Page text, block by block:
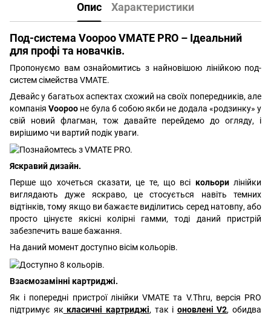
Опис Характеристики
Под-система Voopoo VMATE PRO – Ідеальний
для профі та новачків.
Пропонуємо вам ознайомитись з найновішою лінійкою под-
систем сімейства VMATE.
Девайс у багатьох аспектах схожий на своїх попередників, але
компаніяVoopoo не була б собою якби не додала «родзинку» у
свій новий флагман, тож давайте перейдемо до огляду, і
вирішимо чи вартий подік уваги.
Яскравий дизайн.
Перше що хочеться сказати, це те, що всі кольорилінійки
виглядають дуже яскраво, це стосується навіть темних
відтінків, тому якщо ви бажаєте виділитись серед натовпу, або
просто цінуєте якісні колірні гамми, тоді даний пристрій
забезпечить ваше бажання.
На даний момент доступно вісім кольорів.
Взаємозамінні картриджі.
Як і попередні пристрої лінійки VMATE та V.Thru, версія PRO
підтримує як класичні картриджі, так і оновлені V2, обидва